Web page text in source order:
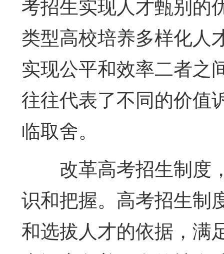
考招生实现人才甄别的
类型高校培养多样化人
实现公平和效率二者之
往往代表了不同的价值
临取舍。
改革高考招生制度
识和把握。高考招生制
和选拔人才的依据，满